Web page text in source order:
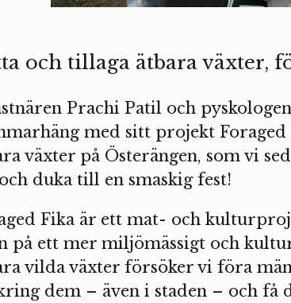
och tillaga ätbara växter,
Prachi Patil och
med sitt projekt
växter på Österängen, som vi
duka till en smaskig fest!
Fika är ett mat- och
på ett mer miljömässigt och
vilda växter försöker vi föra
dem – även i staden – och få